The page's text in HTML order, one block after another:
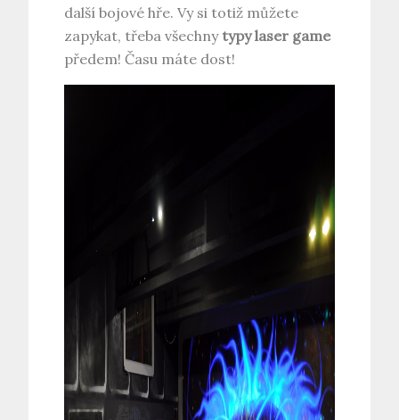
další bojové hře. Vy si totiž můžete
zapykat, třeba všechny typy laser game
předem! Času máte dost!